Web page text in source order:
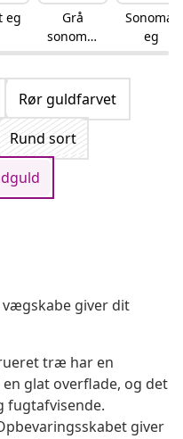
eg
Grå
sonoma-
eg
Sonoma-
eg
Rør guldfarvet
Rund sort
giver dit
træ har en
glat overflade, og det
fugtafvisende.
giver